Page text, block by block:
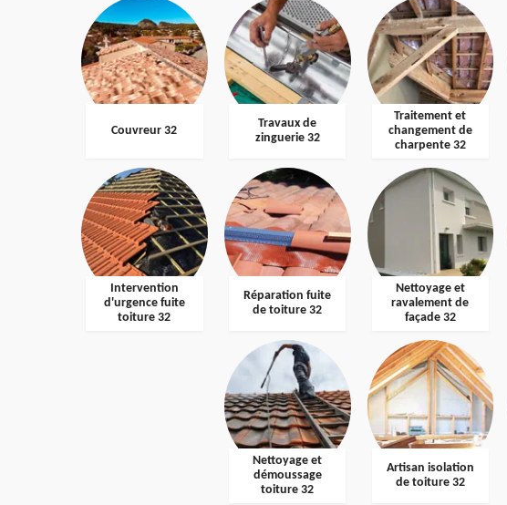
Couvreur 32
Travaux de
zinguerie 32
Traitement et
changement de
charpente 32
Intervention
d'urgence fuite
toiture 32
Réparation fuite
de toiture 32
Nettoyage et
ravalement de
façade 32
Nettoyage et
démoussage
toiture 32
Artisan isolation
de toiture 32